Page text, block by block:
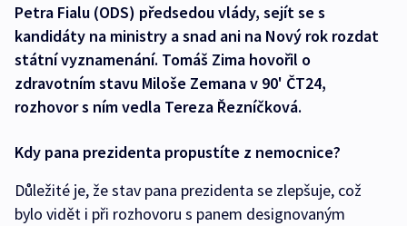
Petra Fialu (ODS) předsedou vlády, sejít se s
kandidáty na ministry a snad ani na Nový rok rozdat
státní vyznamenání. Tomáš Zima hovořil o
zdravotním stavu Miloše Zemana v 90' ČT24,
rozhovor s ním vedla Tereza Řezníčková.
Kdy pana prezidenta propustíte z nemocnice?
Důležité je, že stav pana prezidenta se zlepšuje, což
bylo vidět i při rozhovoru s panem designovaným